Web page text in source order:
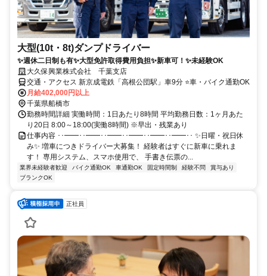
大型(10t・8t)ダンプドライバー
✨週休二日制も有✨大型免許取得費用負担✨新車可！✨未経験OK
大久保興業株式会社 千葉支店
交通・アクセス 新京成電鉄「高根公団駅」車9分 ⭐車・バイク通勤OK
月給402,000円以上
千葉県船橋市
勤務時間詳細 実働時間：1日あたり8時間 平均勤務日数：1ヶ月あた
り20日 8:00～18:00(実働8時間) ※早出・残業あり
仕事内容 ･･━━･･━━･･━━･･━━･･━━･･━━･･ ✨日曜・祝日休
み✨ 増車につきドライバー大募集！ 経験者はすぐに新車に乗れま
す！ 専用システム、スマホ使用で、 手書き伝票の...
業界未経験者歓迎 バイク通勤OK 車通勤OK 固定時間制 経験不問
賞与あり
ブランクOK
正社員